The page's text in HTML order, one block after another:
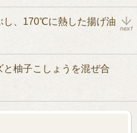
し、170℃に熱した揚げ油
柚子こしょうを混ぜ合